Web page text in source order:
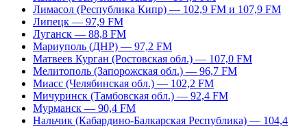
Лимасол (Республика Кипр) — 102,9 FM и 107,9 FM
Липецк — 97,9 FM
Луганск — 88,8 FM
Мариуполь (ДНР) — 97,2 FM
Матвеев Курган (Ростовская обл.) — 107,0 FM
Мелитополь (Запорожская обл.) — 96,7 FM
Миасс (Челябинская обл.) — 102,2 FM
Мичуринск (Тамбовская обл.) — 92,4 FM
Мурманск — 90,4 FM
Нальчик (Кабардино-Балкарская Республика) — 104,4